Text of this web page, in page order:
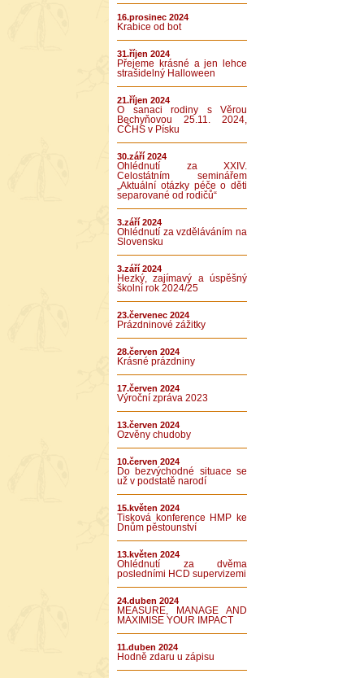
16.prosinec 2024
Krabice od bot
31.říjen 2024
Přejeme krásné a jen lehce
strašidelný Halloween
21.říjen 2024
O sanaci rodiny s Věrou
Bechyňovou 25.11. 2024,
CČHS v Písku
30.září 2024
Ohlédnutí za XXIV.
Celostátním seminářem
„Aktuální otázky péče o děti
separované od rodičů“
3.září 2024
Ohlédnutí za vzděláváním na
Slovensku
3.září 2024
Hezký, zajímavý a úspěšný
školní rok 2024/25
23.červenec 2024
Prázdninové zážitky
28.červen 2024
Krásné prázdniny
17.červen 2024
Výroční zpráva 2023
13.červen 2024
Ozvěny chudoby
10.červen 2024
Do bezvýchodné situace se
už v podstatě narodí
15.květen 2024
Tisková konference HMP ke
Dnům pěstounství
13.květen 2024
Ohlédnutí za dvěma
posledními HCD supervizemi
24.duben 2024
MEASURE, MANAGE AND
MAXIMISE YOUR IMPACT
11.duben 2024
Hodně zdaru u zápisu